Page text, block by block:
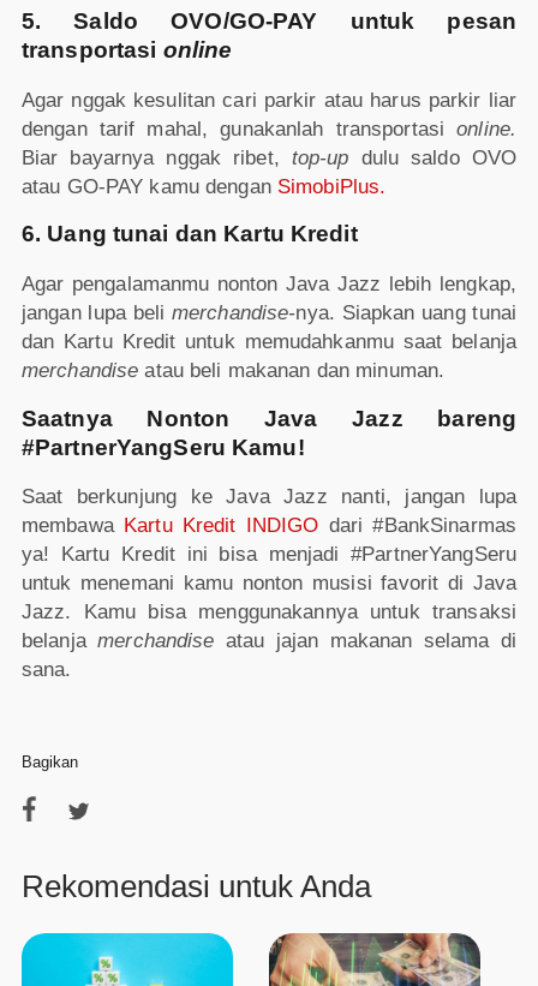
5. Saldo OVO/GO-PAY untuk pesan
transportasi online
Agar nggak kesulitan cari parkir atau harus parkir liar
dengan tarif mahal, gunakanlah transportasionline.
Biar bayarnya nggak ribet, top-up dulu saldo OVO
atau GO-PAY kamu dengan SimobiPlus.
6. Uang tunai dan Kartu Kredit
Agar pengalamanmu nonton Java Jazz lebih lengkap,
jangan lupa beli merchandise-nya. Siapkan uang tunai
dan Kartu Kredit untuk memudahkanmu saat belanja
merchandise atau beli makanan dan minuman.
Saatnya Nonton Java Jazz bareng
#PartnerYangSeru Kamu!
Saat berkunjung ke Java Jazz nanti, jangan lupa
membawa Kartu Kredit INDIGO dari #BankSinarmas
ya! Kartu Kredit ini bisa menjadi #PartnerYangSeru
untuk menemani kamu nonton musisi favorit di Java
Jazz. Kamu bisa menggunakannya untuk transaksi
belanjamerchandise atau jajan makanan selama di
sana.
Bagikan
Rekomendasi untuk Anda